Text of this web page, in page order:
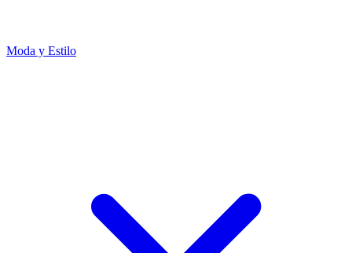
Moda y Estilo